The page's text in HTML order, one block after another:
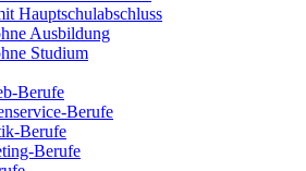
Hauptschulabschluss
Ausbildung
Studium
Berufe
Berufe
Berufe
Berufe